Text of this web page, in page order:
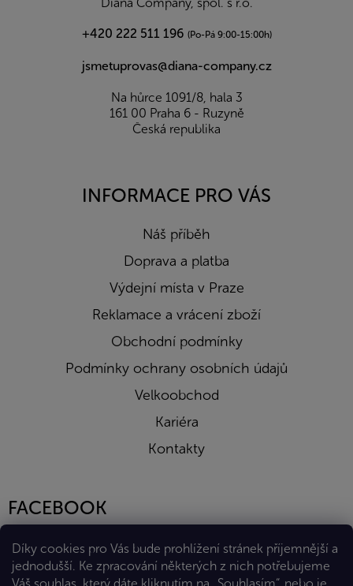
Díky cookies pro Vás bude prohlížení stránek příjemnější a
jednodušší. Ke zpracování některých z nich potřebujeme
Diana Company, spol. s r.o.
+420 222 511 196 (Po-Pá 9:00-15:00h)
jsmetuprovas@diana-company.cz
Na hůrce 1091/8, hala 3
161 00 Praha 6 - Ruzyně
Česká republika
INFORMACE PRO VÁS
Náš příběh
Doprava a platba
Výdejní místa v Praze
Reklamace a vrácení zboží
Obchodní podmínky
Podmínky ochrany osobních údajů
Velkoobchod
Kariéra
Kontakty
FACEBOOK